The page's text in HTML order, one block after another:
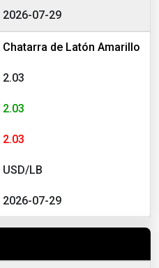
2026-07-29
Chatarra de Latón Amarillo
2.03
2.03
2.03
USD/LB
2026-07-29